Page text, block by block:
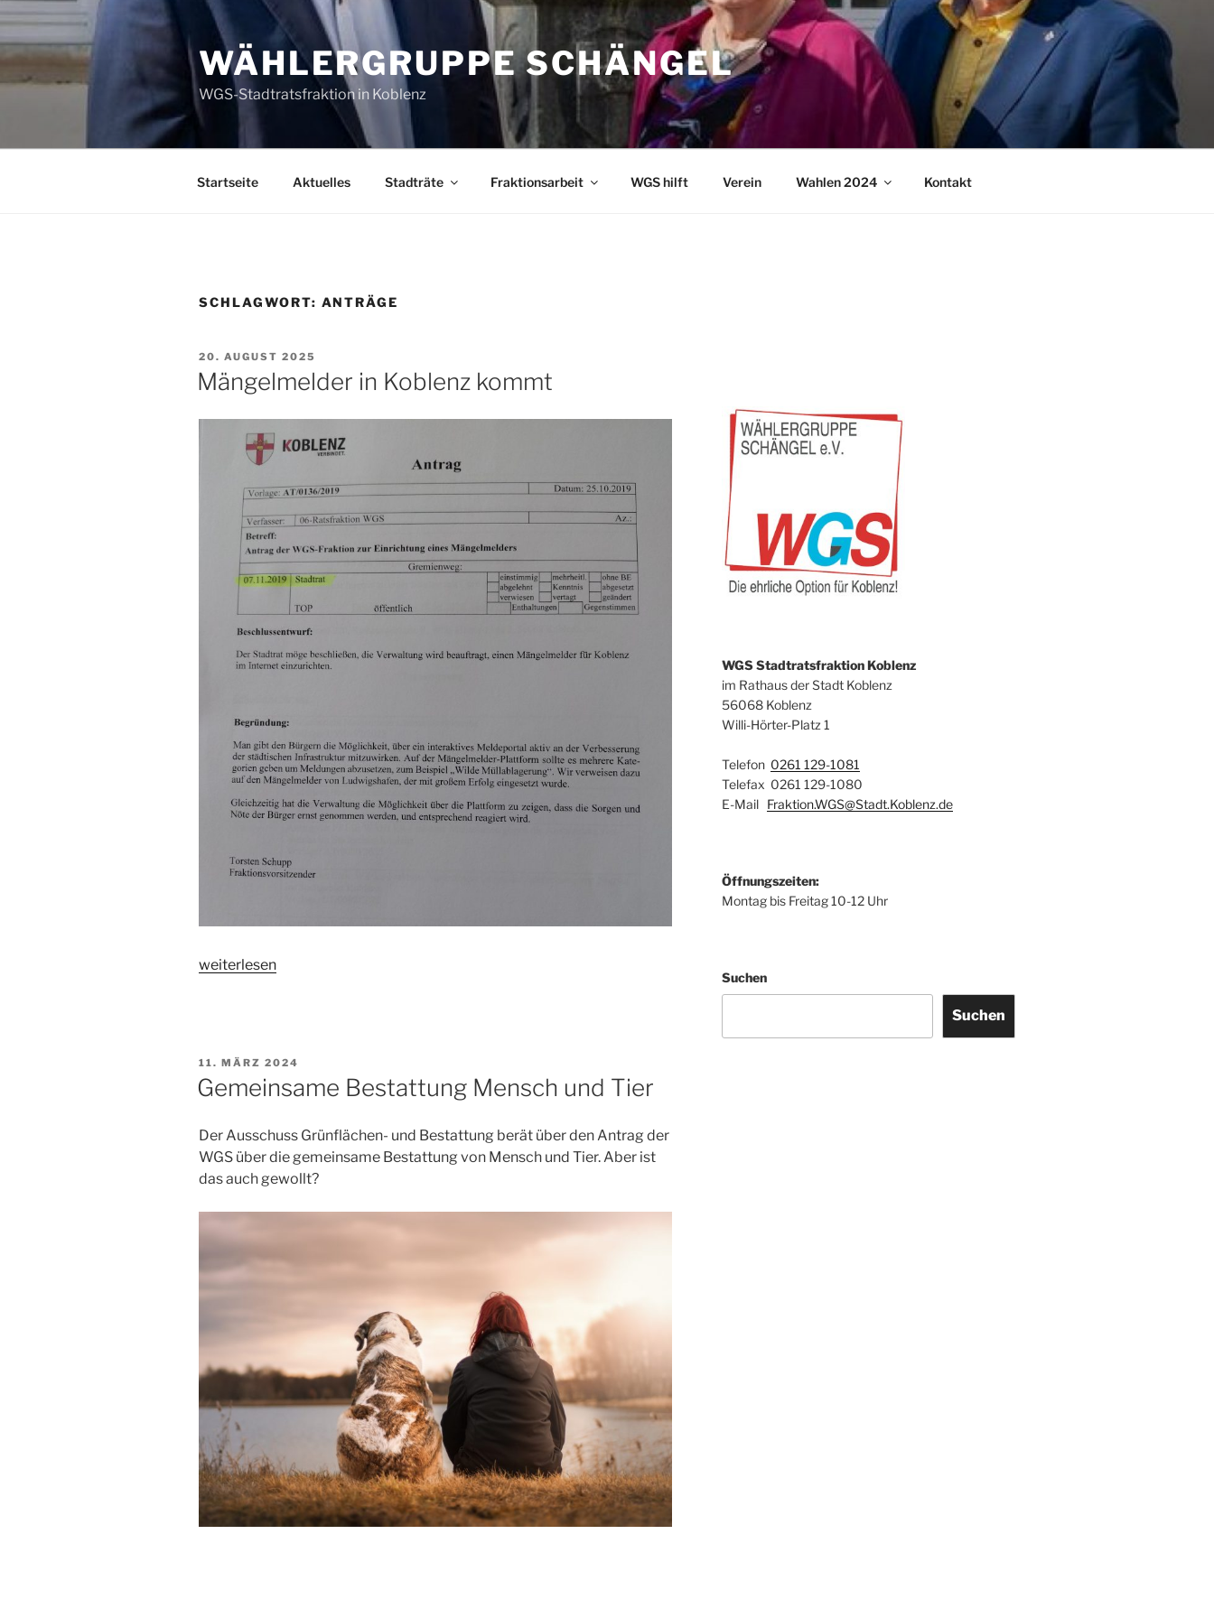
Zum
Inhalt
springen
WÄHLERGRUPPE SCHÄNGEL
WGS-Stadtratsfraktion in Koblenz
Startseite Aktuelles Stadträte Fraktionsarbeit WGS hilft Verein Wahlen 2024 Kontakt
SCHLAGWORT: ANTRÄGE
VERÖFFENTLICHT
AM
20. AUGUST 2025
Mängelmelder in Koblenz kommt
„Mängelmelder
weiterlesen
VERÖFFENTLICHT
AM
11. MÄRZ 2024
Gemeinsame Bestattung Mensch und Tier
Der Ausschuss Grünflächen- und Bestattung berät über den Antrag der
WGS über die gemeinsame Bestattung von Mensch und Tier. Aber ist
das auch gewollt?
WGS Stadtratsfraktion Koblenz
im Rathaus der Stadt Koblenz
56068 Koblenz
Willi-Hörter-Platz 1
Telefon 0261 129-1081
Telefax 0261 129-1080
E-Mail Fraktion.WGS@Stadt.Koblenz.de
Öffnungszeiten:
Montag bis Freitag 10-12 Uhr
Suchen
Suchen